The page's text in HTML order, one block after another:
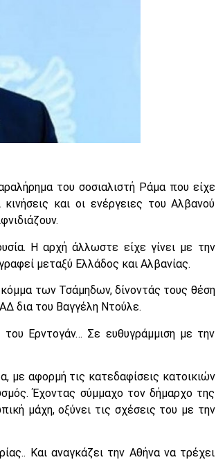
του σοσιαλιστή Ράμα που είχε
και οι ενέργειες του Αλβανού
Η αρχή άλλωστε είχε γίνει με την
μεταξύ Ελλάδος και Αλβανίας.
των Τσάμηδων, δίνοντάς τους θέση
δια του Βαγγέλη Ντούλε.
Ερντογάν… Σε ευθυγράμμιση με την
με αφορμή τις κατεδαφίσεις κατοικιών
Έχοντας σύμμαχο τον δήμαρχο της
μάχη, οξύνει τις σχέσεις του με την
Και αναγκάζει την Αθήνα να τρέχει